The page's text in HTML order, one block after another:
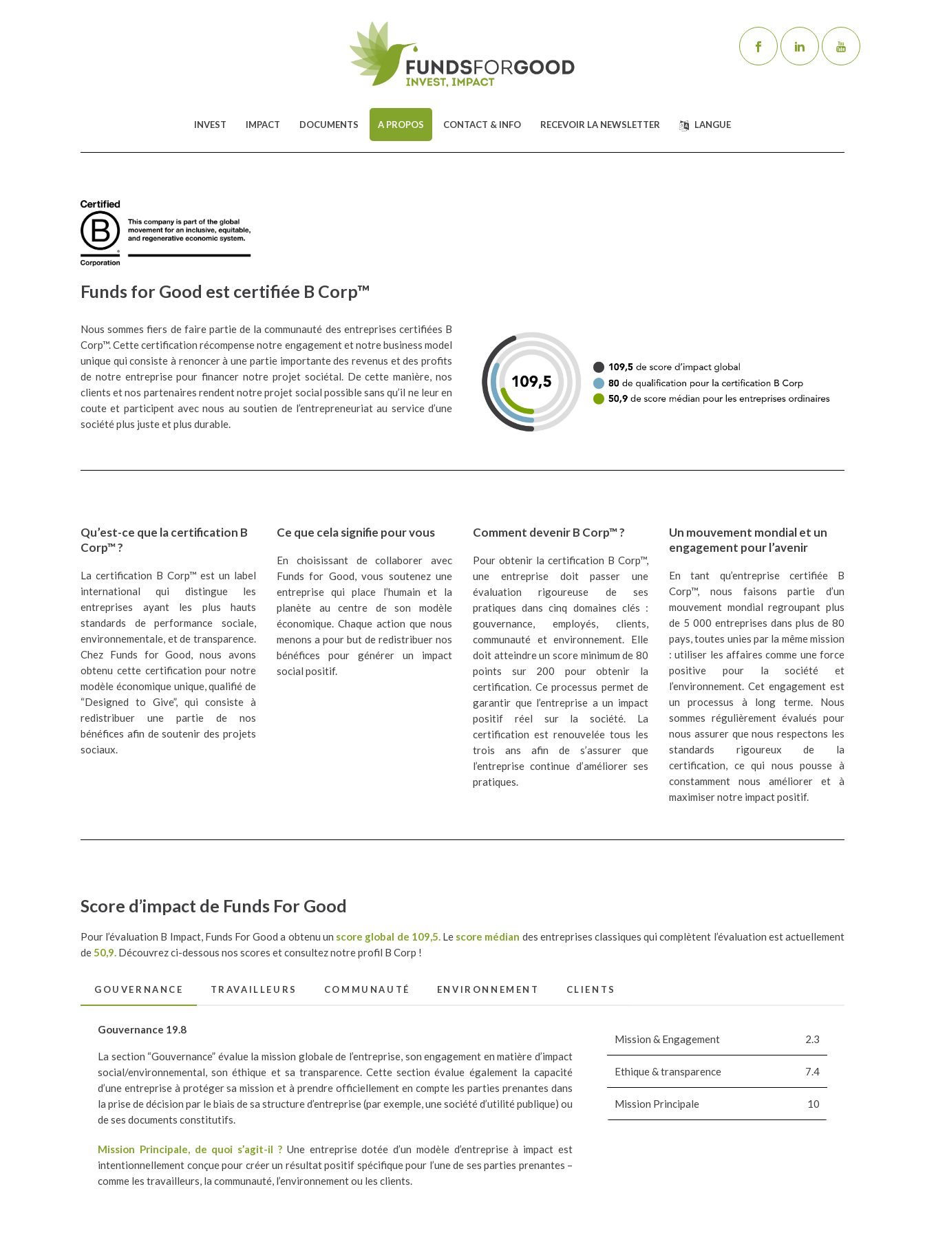
INVEST IMPACT DOCUMENTS A PROPOS CONTACT & INFO RECEVOIR LA NEWSLETTER LANGUE
Funds for Good est certifiée B Corp™
Nous sommes fiers de faire partie de la communauté des entreprises certifiées B
Corp™. Cette certification récompense notre engagement et notre business model
unique qui consiste à renoncer à une partie importante des revenus et des profits
de notre entreprise pour financer notre projet sociétal. De cette manière, nos
clients et nos partenaires rendent notre projet social possible sans qu’il ne leur en
coute et participent avec nous au soutien de l’entrepreneuriat au service d’une
société plus juste et plus durable.
Qu’est-ce que la certification B
Corp™ ?
La certification B Corp™ est un label
international qui distingue les
entreprises ayant les plus hauts
standards de performance sociale,
environnementale, et de transparence.
Chez Funds for Good, nous avons
obtenu cette certification pour notre
modèle économique unique, qualifié de
“Designed to Give”, qui consiste à
redistribuer une partie de nos
bénéfices afin de soutenir des projets
sociaux.
Ce que cela signifie pour vous
En choisissant de collaborer avec
Funds for Good, vous soutenez une
entreprise qui place l’humain et la
planète au centre de son modèle
économique. Chaque action que nous
menons a pour but de redistribuer nos
bénéfices pour générer un impact
social positif.
Comment devenir B Corp™ ?
Pour obtenir la certification B Corp™,
une entreprise doit passer une
évaluation rigoureuse de ses
pratiques dans cinq domaines clés :
gouvernance, employés, clients,
communauté et environnement. Elle
doit atteindre un score minimum de 80
points sur 200 pour obtenir la
certification. Ce processus permet de
garantir que l’entreprise a un impact
positif réel sur la société. La
certification est renouvelée tous les
trois ans afin de s’assurer que
l’entreprise continue d’améliorer ses
pratiques.
Un mouvement mondial et un
engagement pour l’avenir
En tant qu’entreprise certifiée B
Corp™, nous faisons partie d’un
mouvement mondial regroupant plus
de 5 000 entreprises dans plus de 80
pays, toutes unies par la même mission
: utiliser les affaires comme une force
positive pour la société et
l’environnement. Cet engagement est
un processus à long terme. Nous
sommes régulièrement évalués pour
nous assurer que nous respectons les
standards rigoureux de la
certification, ce qui nous pousse à
constamment nous améliorer et à
maximiser notre impact positif.
Score d’impact de Funds For Good
Pour l’évaluation B Impact, Funds For Good a obtenu un score global de 109,5.Le score médian des entreprises classiques qui complètent l’évaluation est actuellement
de50,9. Découvrez ci-dessous nos scores et consultez notre profil B Corp !
GOUVERNANCE TRAVAILLEURS COMMUNAUTÉ ENVIRONNEMENT CLIENTS
Gouvernance 19.8
La section “Gouvernance” évalue la mission globale de l’entreprise, son engagement en matière d’impact
social/environnemental, son éthique et sa transparence. Cette section évalue également la capacité
d’une entreprise à protéger sa mission et à prendre officiellement en compte les parties prenantes dans
la prise de décision par le biais de sa structure d’entreprise (par exemple, une société d’utilité publique) ou
de ses documents constitutifs.
Mission Principale, de quoi s’agit-il ?Une entreprise dotée d’un modèle d’entreprise à impact est
intentionnellement conçue pour créer un résultat positif spécifique pour l’une de ses parties prenantes –
comme les travailleurs, la communauté, l’environnement ou les clients.
Mission & Engagement 2.3
Ethique & transparence 7.4
Mission Principale 10